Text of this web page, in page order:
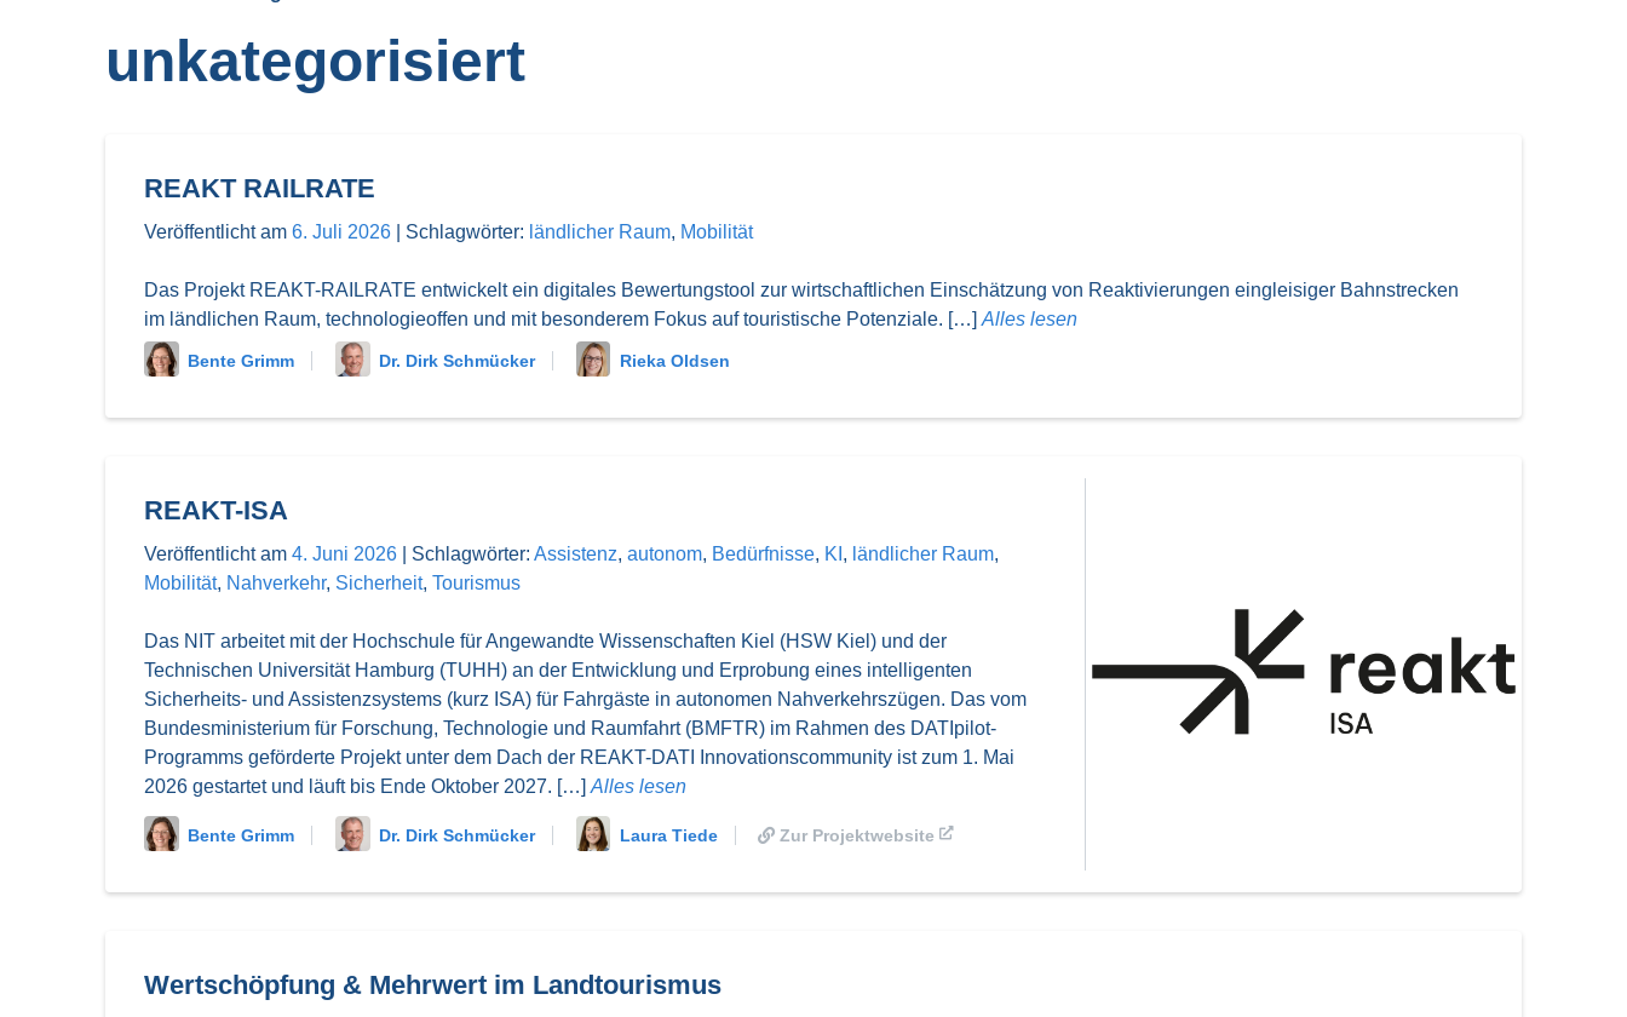
unkategorisiert
REAKT RAILRATE
Veröffentlicht am 6. Juli 2026 Schlagwörter: ländlicher Raum, Mobilität
Das Projekt REAKT-RAILRATE entwickelt ein digitales Bewertungstool zur wirtschaftlichen Einschätzung von Reaktivierungen eingleisiger Bahnstrecken
im ländlichen Raum, technologieoffen und mit besonderem Fokus auf touristische Potenziale. […] Alles lesen
Bente Grimm Dr. Dirk Schmücker Rieka Oldsen
REAKT-ISA
Veröffentlicht am 4. Juni 2026 Schlagwörter: Assistenz, autonom, Bedürfnisse, KI , ländlicher Raum,
Mobilität, Nahverkehr, Sicherheit, Tourismus
Das NIT arbeitet mit der Hochschule für Angewandte Wissenschaften Kiel (HSW Kiel) und der
Technischen Universität Hamburg (TUHH) an der Entwicklung und Erprobung eines intelligenten
Sicherheits- und Assistenzsystems (kurz ISA) für Fahrgäste in autonomen Nahverkehrszügen. Das vom
Bundesministerium für Forschung, Technologie und Raumfahrt (BMFTR) im Rahmen des DATIpilot-
Programms geförderte Projekt unter dem Dach der REAKT-DATI Innovationscommunity ist zum 1. Mai
2026 gestartet und läuft bis Ende Oktober 2027. […] Alles lesen
Bente Grimm Dr. Dirk Schmücker Laura Tiede Zur Projektwebsite
Wertschöpfung & Mehrwert im Landtourismus